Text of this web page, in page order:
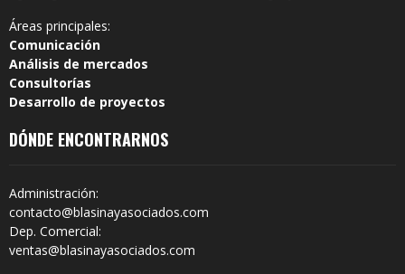
Áreas principales:
Comunicación
Análisis de mercados
Consultorías
Desarrollo de proyectos
DÓNDE ENCONTRARNOS
Administración:
contacto@blasinayasociados.com
Dep. Comercial:
ventas@blasinayasociados.com